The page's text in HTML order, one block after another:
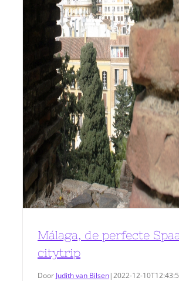
Málaga, de perfecte
citytrip
Door Judith van Bilsen|2022-12-